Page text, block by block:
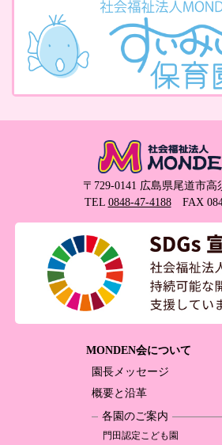
〒729-0141 広島県尾道市高
TEL 0848-47-4188FAX
MONDEN会について
園長メッセージ
概要と沿革
各園のご案内
門田認定こども園